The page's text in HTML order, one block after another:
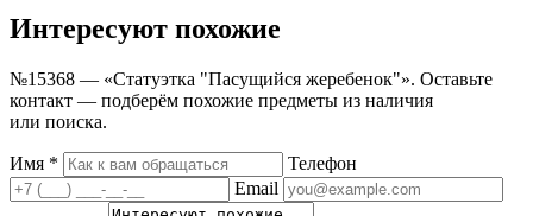
Интересуют похожие
№15368 — «Статуэтка "Пасущийся жеребенок"». Оставьте
контакт — подберём похожие предметы из наличия
или поиска.
Имя *
Телефон
Email